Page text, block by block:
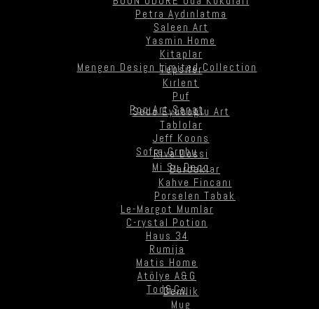
Petra Aydınlatma
Saleen Art
Yasmin Home
Kitaplar
Mengen Design Limited Collection
Tepsiler
Kırlent
Puf
Pop Art Sanat
Seda Eyüboğlu Art
Tablolar
Jeff Koons
Sofra Grubu
Riva Dossi
Mi Su Deco
Bardaklar
Kahve Fincanı
Porselen Tabak
Le-Margot Mumlar
C-rystal Potion
Haus 34
Rumija
Matis Home
Atölye A&G
Tod&Co
Demlik
Mug